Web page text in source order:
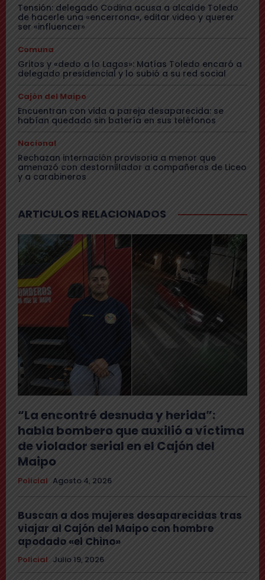
Tensión: delegado Codina acusa a alcalde Toledo
de hacerle una «encerrona», editar video y querer
ser «influencer»
Comuna
Gritos y «dedo a lo Lagos»: Matías Toledo encaró a
delegado presidencial y lo subió a su red social
Cajón del Maipo
Encuentran con vida a pareja desaparecida: se
habían quedado sin batería en sus teléfonos
Nacional
Rechazan internación provisoria a menor que
amenazó con destornillador a compañeros de Liceo
y a carabineros
ARTICULOS RELACIONADOS
“La encontré desnuda y herida”:
habla bombero que auxilió a víctima
de violador serial en el Cajón del
Maipo
Policial Agosto 4, 2026
Buscan a dos mujeres desaparecidas tras
viajar al Cajón del Maipo con hombre
apodado «el Chino»
Policial Julio 19, 2026